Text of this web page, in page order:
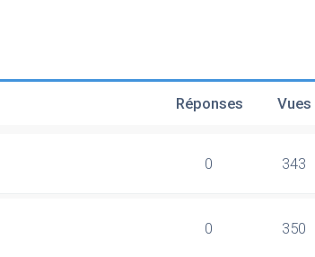
Réponses Vues
0 343
0 350